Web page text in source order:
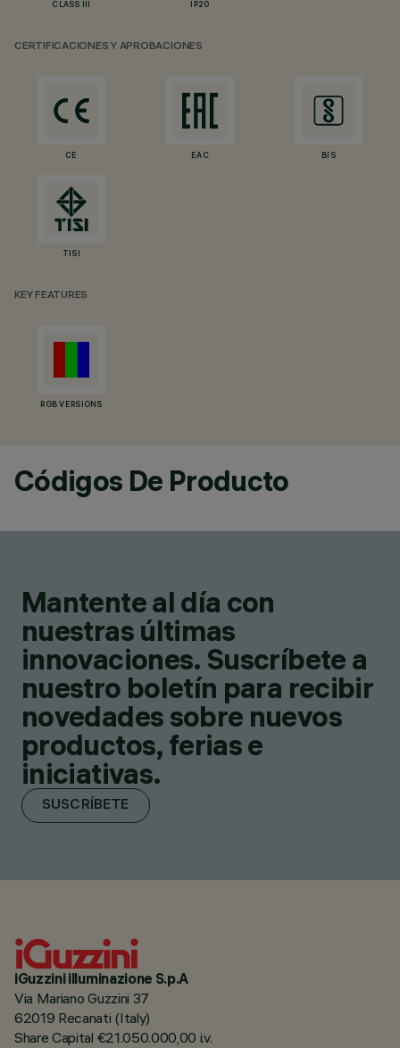
CLASS III IP20
CERTIFICACIONES Y APROBACIONES
CE EAC BIS
TISI
KEY FEATURES
RGB VERSIONS
Códigos De Producto
Mantente al día con
nuestras últimas
innovaciones. Suscríbete a
nuestro boletín para recibir
novedades sobre nuevos
productos, ferias e
iniciativas.
SUSCRÍBETE
iGuzzini illuminazione S.p.A
Via Mariano Guzzini 37
62019 Recanati (Italy)
Share Capital €21.050.000,00 i.v.